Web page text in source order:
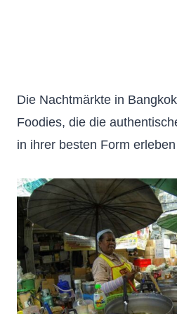
Die Nachtmärkte in
Foodies, die die
in ihrer besten Form